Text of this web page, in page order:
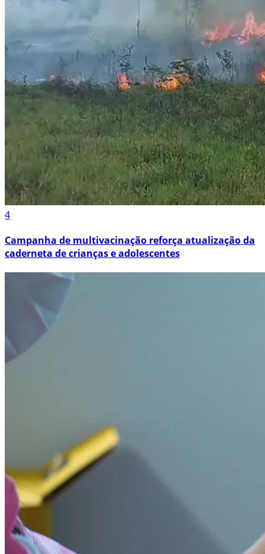
4
Campanha de multivacinação reforça atualização da
caderneta de crianças e adolescentes